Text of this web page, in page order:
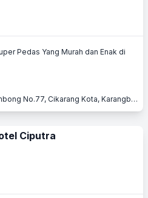
Pedas Yang Murah dan Enak di
Jalan Raya Industri Pasir Gombong No.77, Cikarang Kota, Karangbaru, Jawa Barat 17530, Cikarang Utara, Bekasi, Jawa Barat
Ciputra